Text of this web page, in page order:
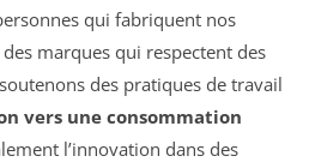
qui fabriquent nos
marques qui respectent des
des pratiques de travail
vers une consommation
l’innovation dans des